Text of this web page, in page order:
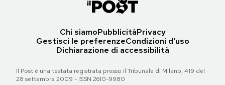
Chi siamoPubblicitàPrivacy
Gestisci le preferenzeCondizioni d'uso
Dichiarazione di accessibilità
Il Post è una testata registrata presso il Tribunale di Milano, 419 del
28 settembre 2009 - ISSN 2610-9980